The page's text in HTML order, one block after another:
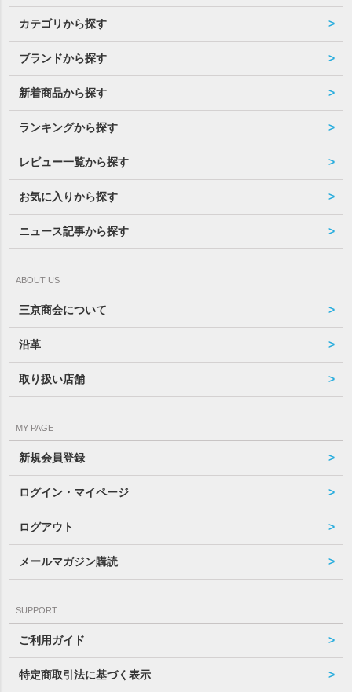
カテゴリから探す
ブランドから探す
新着商品から探す
ランキングから探す
レビュー一覧から探す
お気に入りから探す
ニュース記事から探す
ABOUT US
三京商会について
沿革
取り扱い店舗
MY PAGE
新規会員登録
ログイン・マイページ
ログアウト
メールマガジン購読
SUPPORT
ご利用ガイド
特定商取引法に基づく表示